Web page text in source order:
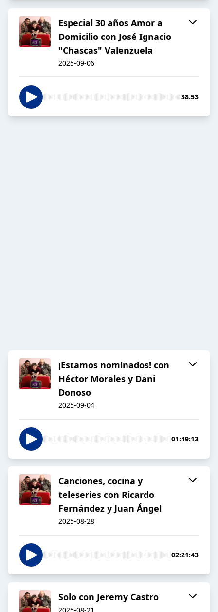
Especial 30 años Amor a
Domicilio con José Ignacio
"Chascas" Valenzuela
2025-09-06
38:53
¡Estamos nominados! con
Héctor Morales y Dani
Donoso
2025-09-04
01:49:13
Canciones, cocina y
teleseries con Ricardo
Fernández y Juan Ángel
2025-08-28
02:21:43
Solo con Jeremy Castro
2025-08-21